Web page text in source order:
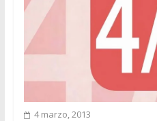
4 marzo, 2013